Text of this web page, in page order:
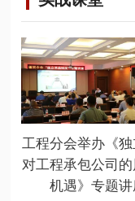
工程分会举办《
对工程承包公司
机遇》专题讲